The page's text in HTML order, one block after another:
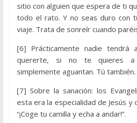
sitio con alguien que espera de ti
todo el rato. Y no seas duro con
viaje. Trata de sonreír cuando
[6] Prácticamente nadie tendrá
quererte, si no te quieres a
simplemente aguantan. Tú también.
[7] Sobre la sanación: los
esta era la especialidad de Jesús y
“¡Coge tu camilla y echa a andar!”.